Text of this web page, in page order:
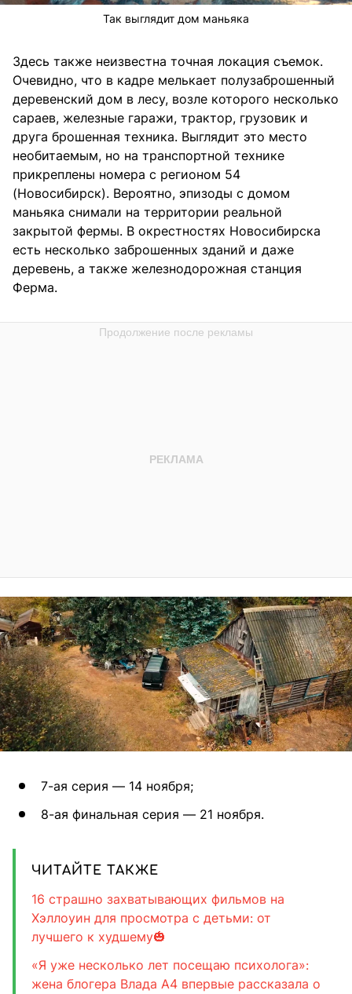
Так выглядит дом маньяка
Здесь также неизвестна точная локация съемок.
Очевидно, что в кадре мелькает полузаброшенный
деревенский дом в лесу, возле которого несколько
сараев, железные гаражи, трактор, грузовик и
друга брошенная техника. Выглядит это место
необитаемым, но на транспортной технике
прикреплены номера с регионом 54
(Новосибирск). Вероятно, эпизоды с домом
маньяка снимали на территории реальной
закрытой фермы. В окрестностях Новосибирска
есть несколько заброшенных зданий и даже
деревень, а также железнодорожная станция
Ферма.
7-ая серия — 14 ноября;
8-ая финальная серия — 21 ноября.
ЧИТАЙТЕ ТАКЖЕ
16 страшно захватывающих фильмов на
Хэллоуин для просмотра с детьми: от
лучшего к худшему🎃
«Я уже несколько лет посещаю психолога»:
жена блогера Влада А4 впервые рассказала о